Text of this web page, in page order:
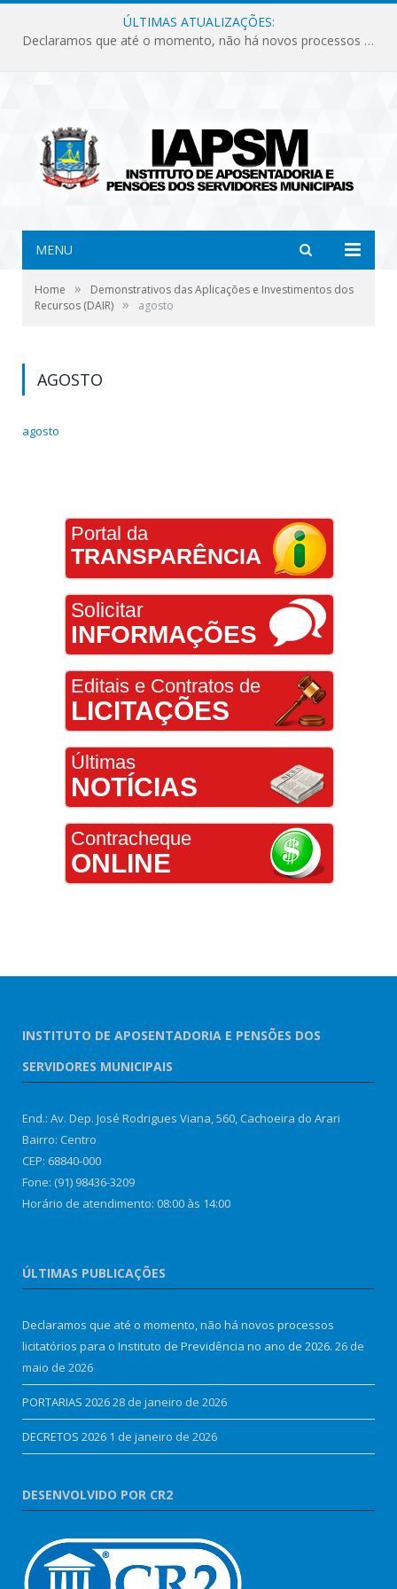
ÚLTIMAS ATUALIZAÇÕES:
Declaramos que até o momento, não há novos processos licitatórios para o Instituto de Previdência no ano de 2026.
MENU
Home »
Demonstrativos das Aplicações e Investimentos dos
Recursos (DAIR) » agosto
AGOSTO
agosto
Portal da
TRANSPARÊNCIA
Solicitar
INFORMAÇÕES
Editais e Contratos de
LICITAÇÕES
Últimas
NOTÍCIAS
Contracheque
ONLINE
INSTITUTO DE APOSENTADORIA E PENSÕES DOS
SERVIDORES MUNICIPAIS
End.: Av. Dep. José Rodrigues Viana, 560, Cachoeira do Arari
Bairro: Centro
CEP: 68840-000
Fone: (91) 98436-3209
Horário de atendimento: 08:00 às 14:00
ÚLTIMAS PUBLICAÇÕES
Declaramos que até o momento, não há novos processos
licitatórios para o Instituto de Previdência no ano de 2026. 26 de
maio de 2026
PORTARIAS 202628 de janeiro de 2026
DECRETOS 2026 1 de janeiro de 2026
DESENVOLVIDO POR CR2